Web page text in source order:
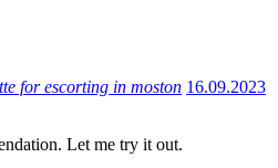
for escorting in moston 16.09.2023
Let me try it out.